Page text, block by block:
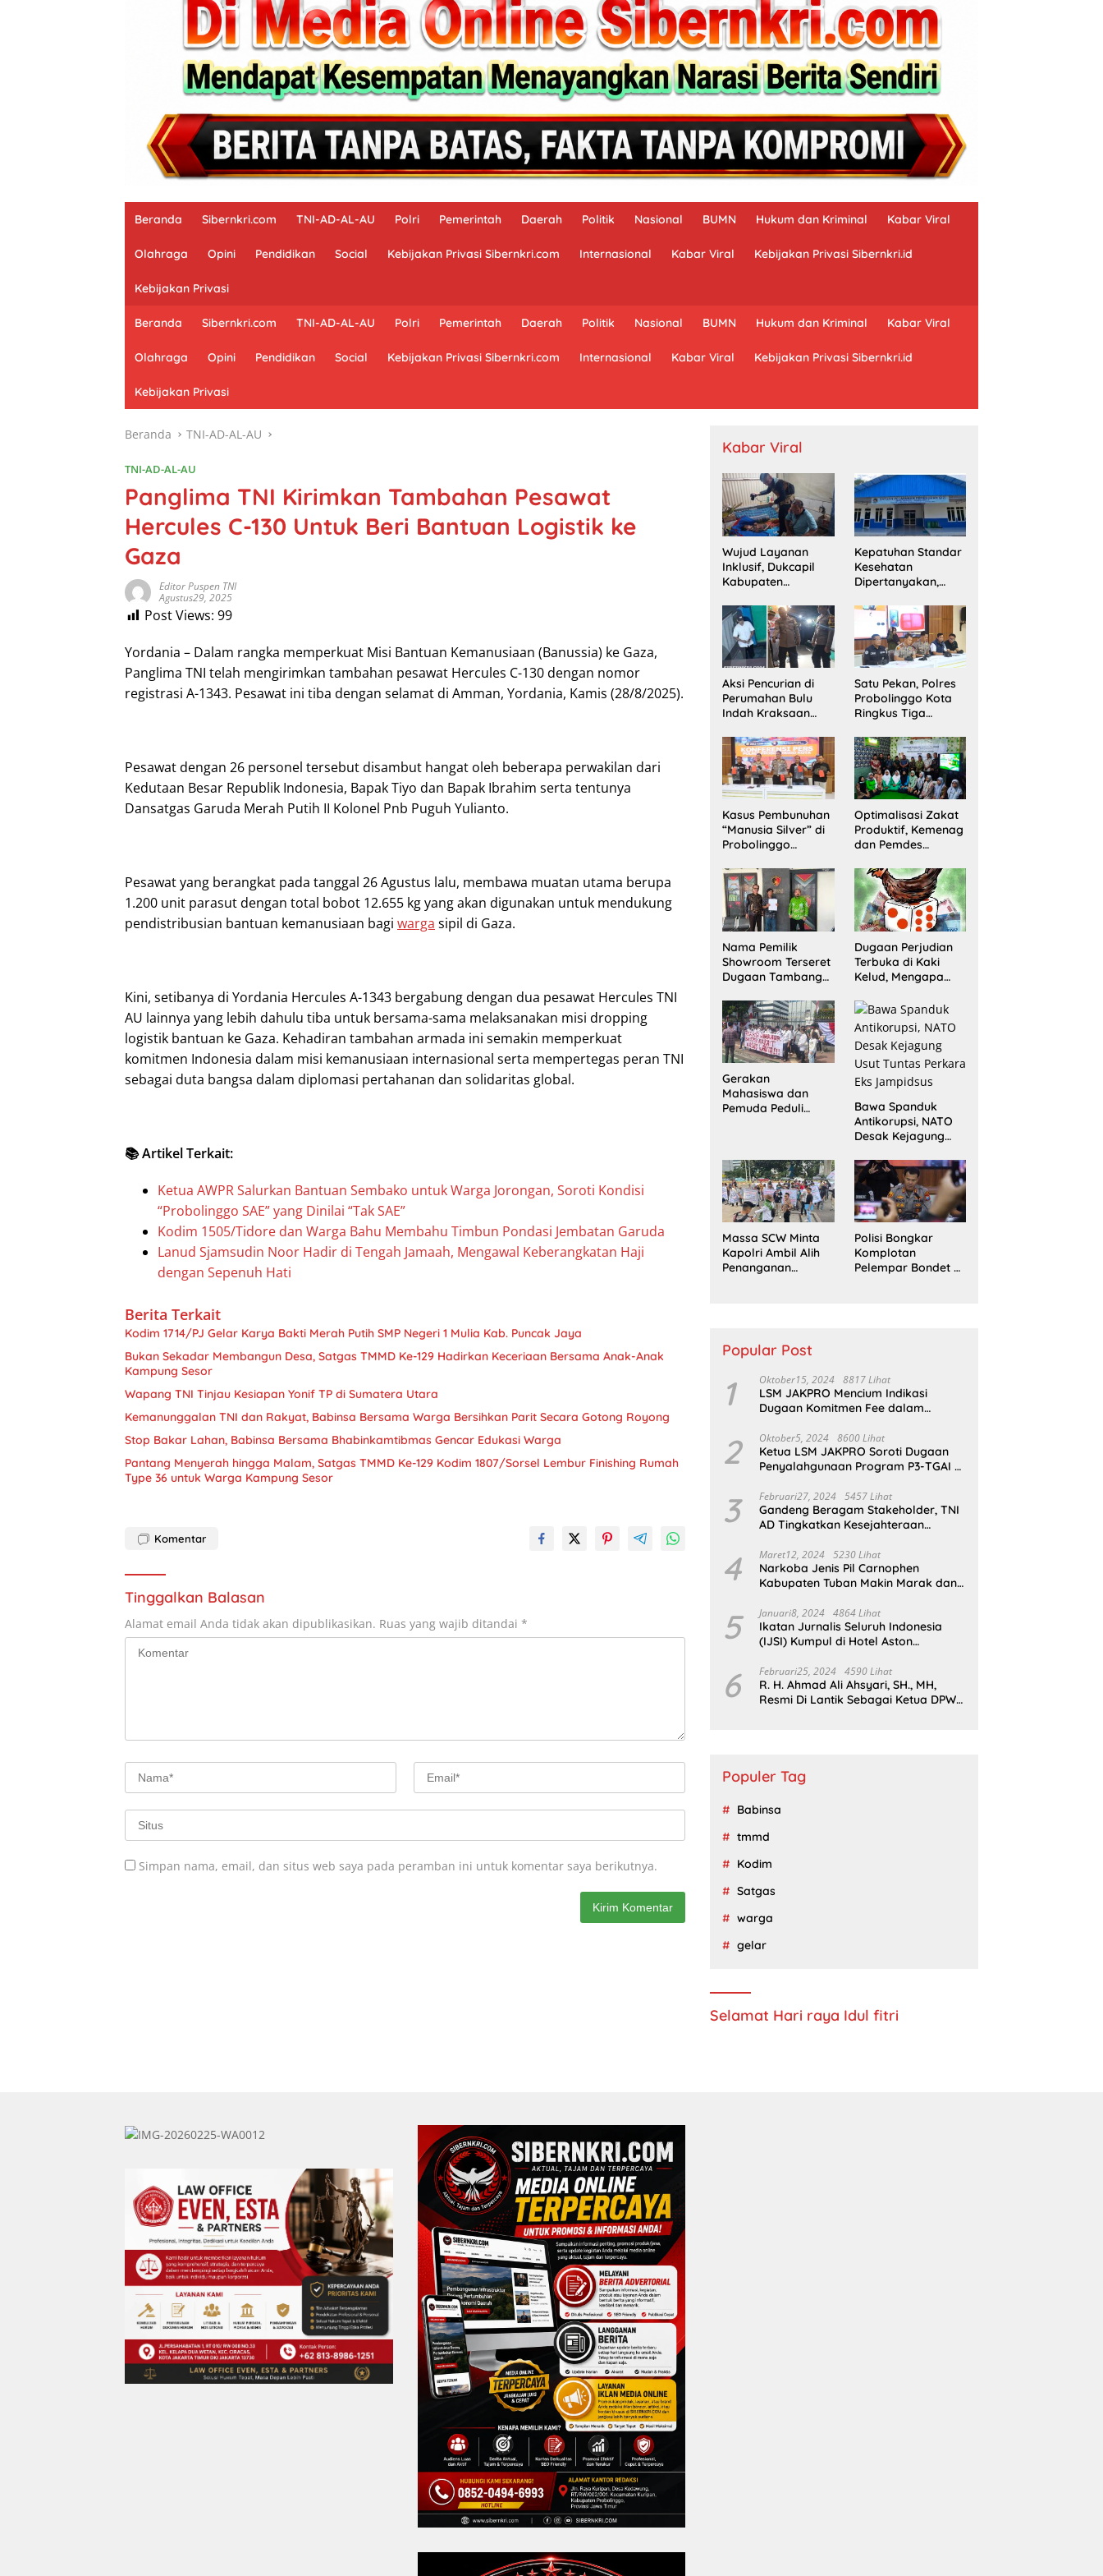
Beranda Sibernkri.com TNI-AD-AL-AU Polri Pemerintah Daerah Politik Nasional BUMN Hukum dan Kriminal Kabar Viral
Olahraga Opini Pendidikan Social Kebijakan Privasi Sibernkri.com Internasional Kabar Viral Kebijakan Privasi Sibernkri.id
Kebijakan Privasi
Beranda Sibernkri.com TNI-AD-AL-AU Polri Pemerintah Daerah Politik Nasional BUMN Hukum dan Kriminal Kabar Viral
Olahraga Opini Pendidikan Social Kebijakan Privasi Sibernkri.com Internasional Kabar Viral Kebijakan Privasi Sibernkri.id
Kebijakan Privasi
Beranda TNI-AD-AL-AU
TNI-AD-AL-AU
Panglima TNI Kirimkan Tambahan Pesawat
Hercules C-130 Untuk Beri Bantuan Logistik ke
Gaza
Editor Puspen TNI
Agustus29, 2025
Post Views: 99
Yordania – Dalam rangka memperkuat Misi Bantuan Kemanusiaan (Banussia) ke Gaza,
Panglima TNI telah mengirimkan tambahan pesawat Hercules C-130 dengan nomor
registrasi A-1343. Pesawat ini tiba dengan selamat di Amman, Yordania, Kamis (28/8/2025).
Pesawat dengan 26 personel tersebut disambut hangat oleh beberapa perwakilan dari
Kedutaan Besar Republik Indonesia, Bapak Tiyo dan Bapak Ibrahim serta tentunya
Dansatgas Garuda Merah Putih II Kolonel Pnb Puguh Yulianto.
Pesawat yang berangkat pada tanggal 26 Agustus lalu, membawa muatan utama berupa
1.200 unit parasut dengan total bobot 12.655 kg yang akan digunakan untuk mendukung
pendistribusian bantuan kemanusiaan bagi warga sipil di Gaza.
Kini, setibanya di Yordania Hercules A-1343 bergabung dengan dua pesawat Hercules TNI
AU lainnya yang lebih dahulu tiba untuk bersama-sama melaksanakan misi dropping
logistik bantuan ke Gaza. Kehadiran tambahan armada ini semakin memperkuat
komitmen Indonesia dalam misi kemanusiaan internasional serta mempertegas peran TNI
sebagai duta bangsa dalam diplomasi pertahanan dan solidaritas global.
📚 Artikel Terkait:
Ketua AWPR Salurkan Bantuan Sembako untuk Warga Jorongan, Soroti Kondisi
“Probolinggo SAE” yang Dinilai “Tak SAE”
Kodim 1505/Tidore dan Warga Bahu Membahu Timbun Pondasi Jembatan Garuda
Lanud Sjamsudin Noor Hadir di Tengah Jamaah, Mengawal Keberangkatan Haji
dengan Sepenuh Hati
Berita Terkait
Kodim 1714/PJ Gelar Karya Bakti Merah Putih SMP Negeri 1 Mulia Kab. Puncak Jaya
Bukan Sekadar Membangun Desa, Satgas TMMD Ke-129 Hadirkan Keceriaan Bersama Anak-Anak
Kampung Sesor
Wapang TNI Tinjau Kesiapan Yonif TP di Sumatera Utara
Kemanunggalan TNI dan Rakyat, Babinsa Bersama Warga Bersihkan Parit Secara Gotong Royong
Stop Bakar Lahan, Babinsa Bersama Bhabinkamtibmas Gencar Edukasi Warga
Pantang Menyerah hingga Malam, Satgas TMMD Ke-129 Kodim 1807/Sorsel Lembur Finishing Rumah
Type 36 untuk Warga Kampung Sesor
Komentar
Tinggalkan Balasan
Alamat email Anda tidak akan dipublikasikan. Ruas yang wajib ditandai *
Simpan nama, email, dan situs web saya pada peramban ini untuk komentar saya berikutnya.
Kabar Viral
Wujud Layanan
Inklusif, Dukcapil
Kabupaten
Jemput Bola
Perekaman e-KTP
Warga Disabilitas di
Dringu
Kepatuhan Standar
Kesehatan
Dipertanyakan,
Diduga Belum
Punya SLHS
Aksi Pencurian di
Perumahan Bulu
Indah Kraksaan
Satu Pekan, Polres
Probolinggo Kota
Ringkus Tiga
Sita 20 Gram
Barang Bukti
Kasus Pembunuhan
“Manusia Silver” di
Probolinggo
Pelaku Ditangkap
dan Satu Buron
Optimalisasi Zakat
Produktif, Kemenag
dan Pemdes
Bentuk Tim
Pelaksana
Kampung Zakat
Nama Pemilik
Showroom Terseret
Dugaan Tambang
Kini Jadi Sorotan
Dugaan Perjudian
Terbuka di Kaki
Kelud, Mengapa
Terlihat?
Gerakan
Mahasiswa dan
Pemuda Peduli
Pusat
Bawa Spanduk
Antikorupsi, NATO
Desak Kejagung
Eks Jampidsus
Massa SCW Minta
Kapolri Ambil Alih
Penanganan
Polisi Bongkar
Komplotan
Pelempar Bondet di
Popular Post
1 Oktober15, 2024 8817 Lihat
LSM JAKPRO Mencium Indikasi
Dugaan Komitmen Fee dalam
Sukapura
2 Oktober5, 2024 8600 Lihat
Ketua LSM JAKPRO Soroti Dugaan
Penyalahgunaan Program P3-TGAI di
3 Februari27, 2024 5457 Lihat
Gandeng Beragam Stakeholder, TNI
AD Tingkatkan Kesejahteraan
4 Maret12, 2024 5230 Lihat
Narkoba Jenis Pil Carnophen
Kabupaten Tuban Makin Marak dan
Wajib Tau
5 Januari8, 2024 4864 Lihat
Ikatan Jurnalis Seluruh Indonesia
(IJSI) Kumpul di Hotel Aston
6 Februari25, 2024 4590 Lihat
R. H. Ahmad Ali Ahsyari, SH., MH,
Resmi Di Lantik Sebagai Ketua DPW
Populer Tag
Babinsa
tmmd
Kodim
Satgas
warga
gelar
Selamat Hari raya Idul fitri